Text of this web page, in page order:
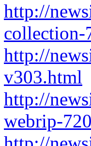
http://
collection-
http://
v303.html
http://
webrip-